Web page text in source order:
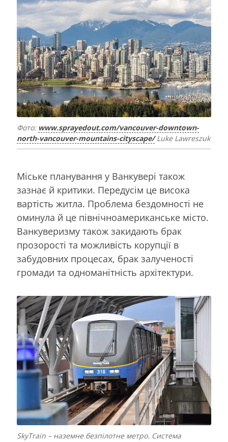
Фото: www.sprayedout.com/vancouver-downtown-
north-vancouver-mountains-cityscape/Luke Lawreszuk
Міське планування у Ванкувері також
зазнає й критики. Передусім це висока
вартість житла. Проблема бездомності не
оминула й це північноамериканське місто.
Ванкуверизму також закидають брак
прозорості та можливість корупції в
забудовних процесах, брак залученості
громади та одноманітність архітектури.
SkyTrain – наземне безпілотне метро. Система